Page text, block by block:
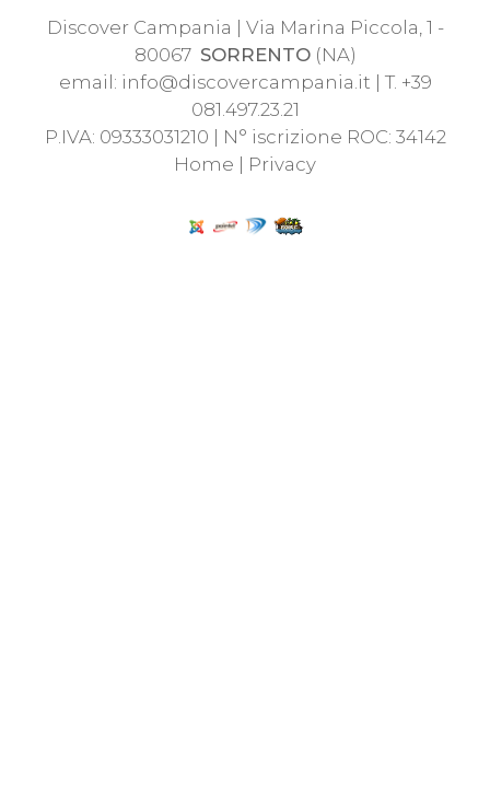
Discover Campania | Via Marina Piccola, 1 -
80067 SORRENTO(NA)
email: info@discovercampania.it | T. +39
081.497.23.21
P.IVA: 09333031210 | N° iscrizione ROC: 34142
Home | Privacy